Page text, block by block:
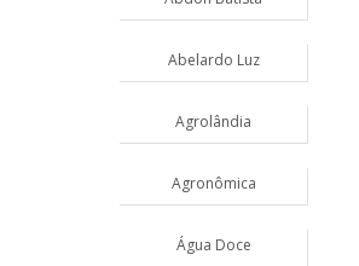
Abelardo Luz
Agrolândia
Agronômica
Água Doce